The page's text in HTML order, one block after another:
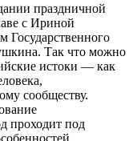
праздничной
с Ириной
Государственного
Так что можно
истоки — как
сообществу.
проходит под